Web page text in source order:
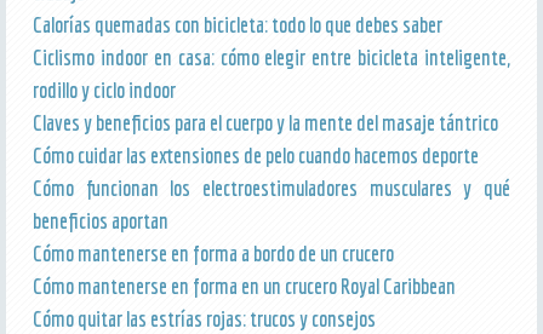
Calorías quemadas con bicicleta: todo lo que debes saber
Ciclismo indoor en casa: cómo elegir entre bicicleta inteligente,
rodillo y ciclo indoor
Claves y beneficios para el cuerpo y la mente del masaje tántrico
Cómo cuidar las extensiones de pelo cuando hacemos deporte
Cómo funcionan los electroestimuladores musculares y qué
beneficios aportan
Cómo mantenerse en forma a bordo de un crucero
Cómo mantenerse en forma en un crucero Royal Caribbean
Cómo quitar las estrías rojas: trucos y consejos